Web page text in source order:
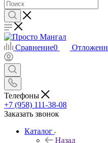
Сравнение0
Телефоны
+7 (958) 111-38-08
Заказать звонок
Каталог
Назад